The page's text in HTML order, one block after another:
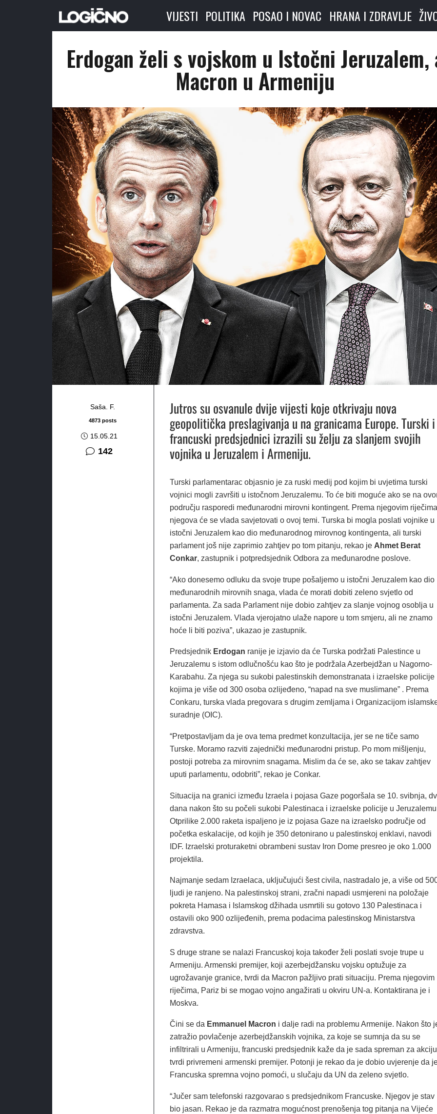
VIJESTI POLITIKA POSAO I NOVAC HRANA I ZDRAVLJE
Erdogan želi s vojskom u Istočni Jeruzalem,
Macron u Armeniju
Saša. F.
4873 posts
15.05.21
142
Jutros su osvanule dvije vijesti koje otkrivaju nova
geopolitička preslagivanja u na granicama Europe. Turski i
francuski predsjednici izrazili su želju za slanjem svojih
vojnika u Jeruzalem i Armeniju.
Turski parlamentarac objasnio je za ruski medij pod kojim bi uvjetima turski
vojnici mogli završiti u istočnom Jeruzalemu. To će biti moguće ako se na
području rasporedi međunarodni mirovni kontingent. Prema njegovim
njegova će se vlada savjetovati o ovoj temi. Turska bi mogla poslati vojnike u
istočni Jeruzalem kao dio međunarodnog mirovnog kontingenta, ali turski
parlament još nije zaprimio zahtjev po tom pitanju, rekao je Ahmet Berat
Conkar, zastupnik i potpredsjednik Odbora za međunarodne poslove.
“Ako donesemo odluku da svoje trupe pošaljemo u istočni Jeruzalem kao dio
međunarodnih mirovnih snaga, vlada će morati dobiti zeleno svjetlo od
parlamenta. Za sada Parlament nije dobio zahtjev za slanje vojnog osoblja u
istočni Jeruzalem. Vlada vjerojatno ulaže napore u tom smjeru, ali ne znamo
hoće li biti poziva”, ukazao je zastupnik.
Predsjednik Erdogan ranije je izjavio da će Turska podržati Palestince u
Jeruzalemu s istom odlučnošću kao što je podržala Azerbejdžan u Nagorno-
Karabahu. Za njega su sukobi palestinskih demonstranata i izraelske policije
kojima je više od 300 osoba ozlijeđeno, “napad na sve muslimane” . Prema
Conkaru, turska vlada pregovara s drugim zemljama i Organizacijom
suradnje (OIC).
“Pretpostavljam da je ova tema predmet konzultacija, jer se ne tiče samo
Turske. Moramo razviti zajednički međunarodni pristup. Po mom mišljenju,
postoji potreba za mirovnim snagama. Mislim da će se, ako se takav zahtjev
uputi parlamentu, odobriti”, rekao je Conkar.
Situacija na granici između Izraela i pojasa Gaze pogoršala se 10. svibnja,
dana nakon što su počeli sukobi Palestinaca i izraelske policije u
Otprilike 2.000 raketa ispaljeno je iz pojasa Gaze na izraelsko područje od
početka eskalacije, od kojih je 350 detonirano u palestinskoj enklavi, navodi
IDF. Izraelski proturaketni obrambeni sustav Iron Dome presreo je oko 1.000
projektila.
Najmanje sedam Izraelaca, uključujući šest civila, nastradalo je, a više od
ljudi je ranjeno. Na palestinskoj strani, zračni napadi usmjereni na položaje
pokreta Hamasa i Islamskog džihada usmrtili su gotovo 130 Palestinaca i
ostavili oko 900 ozlijeđenih, prema podacima palestinskog Ministarstva
zdravstva.
S druge strane se nalazi Francuskoj koja također želi poslati svoje trupe u
Armeniju. Armenski premijer, koji azerbejdžansku vojsku optužuje za
ugrožavanje granice, tvrdi da Macron pažljivo prati situaciju. Prema njegovim
riječima, Pariz bi se mogao vojno angažirati u okviru UN-a. Kontaktirana je i
Moskva.
Čini se da Emmanuel Macron i dalje radi na problemu Armenije. Nakon što
zatražio povlačenje azerbejdžanskih vojnika, za koje se sumnja da su se
infiltrirali u Armeniju, francuski predsjednik kaže da je sada spreman za
tvrdi privremeni armenski premijer. Potonji je rekao da je dobio uvjerenje da
Francuska spremna vojno pomoći, u slučaju da UN da zeleno svjetlo.
“Jučer sam telefonski razgovarao s predsjednikom Francuske. Njegov je stav
bio jasan. Rekao je da razmatra mogućnost prenošenja tog pitanja na Vijeće